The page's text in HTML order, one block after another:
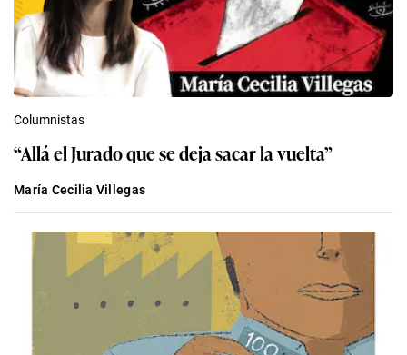
Columnistas
“Allá el Jurado que se deja sacar la vuelta”
María Cecilia Villegas